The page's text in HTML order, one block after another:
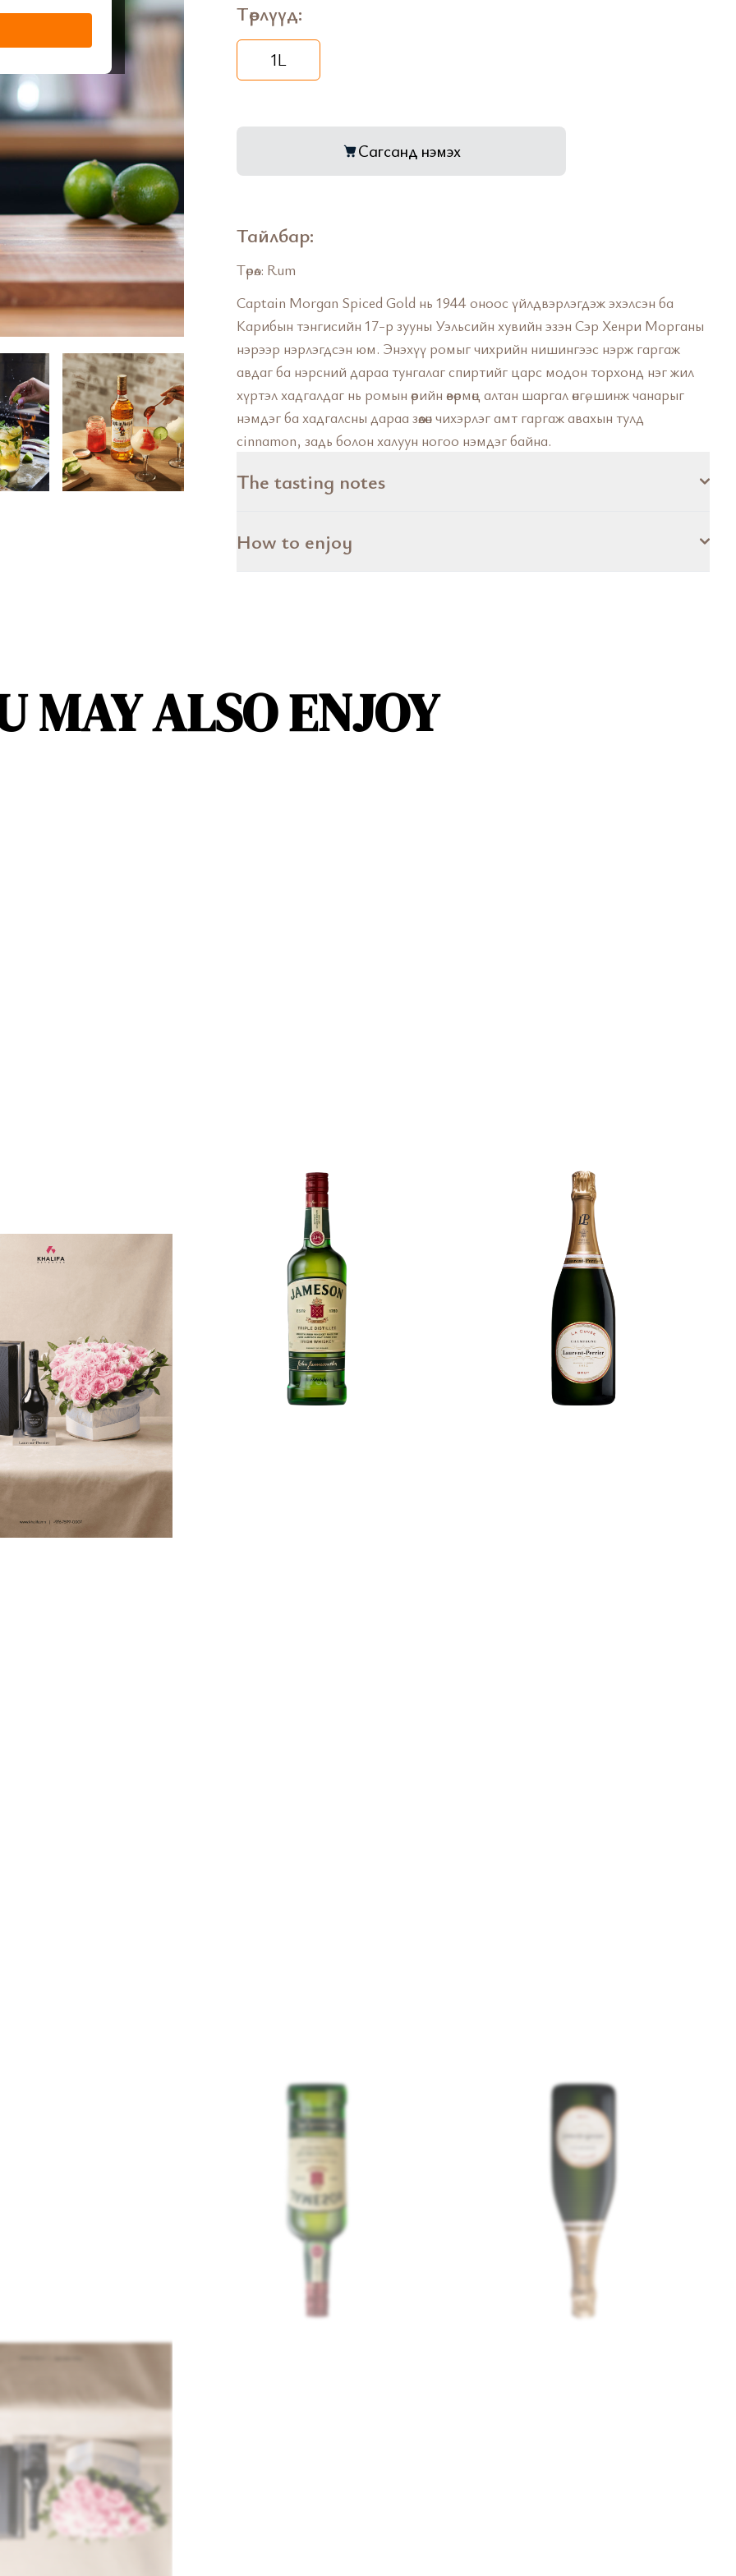
Төрлүүд:
1L
Сагсанд нэмэх
Тайлбар:
Төрөл: Rum
Captain Morgan Spiced Gold нь 1944 оноос үйлдвэрлэгдэж эхэлсэн ба
Карибын тэнгисийн 17-р зууны Уэльсийн хувийн эзэн Сэр Хенри Морганы
нэрээр нэрлэгдсэн юм. Энэхүү ромыг чихрийн нишингээс нэрж гаргаж
авдаг ба нэрсний дараа тунгалаг спиртийг царс модон торхонд нэг жил
хүртэл хадгалдаг нь ромын өөрийн өвөрмөц алтан шаргал өнгө, шинж чанарыг
нэмдэг ба хадгалсны дараа зөөлөн чихэрлэг амт гаргаж авахын тулд
cinnamon, задь болон халуун ногоо нэмдэг байна.
The tasting notes
How to enjoy
MAY ALSO ENJOY